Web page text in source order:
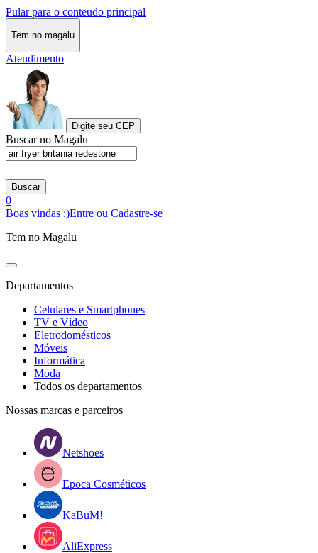
Pular para o conteudo principal
Tem no magalu
Atendimento
Digite seu CEP
Buscar no Magalu
Buscar
0
Boas vindas :)Entre ou Cadastre-se
Tem no Magalu
Departamentos
Celulares e Smartphones
TV e Vídeo
Eletrodomésticos
Móveis
Informática
Moda
Todos os departamentos
Nossas marcas e parceiros
Netshoes
Epoca Cosméticos
KaBuM!
AliExpress